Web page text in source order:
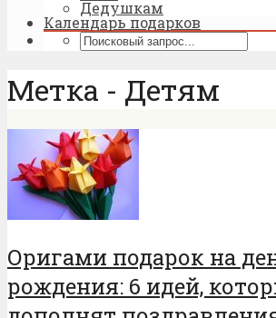
Дедушкам
Календарь подарков
Метка - Детям
Оригами подарок на
рождения: 6 идей,